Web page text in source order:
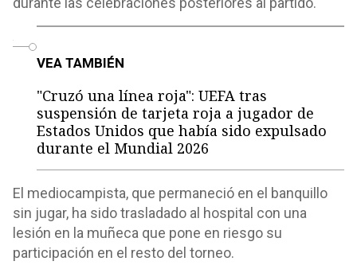
VEA TAMBIÉN
"Cruzó una línea roja": UEFA tras
suspensión de tarjeta roja a jugador de
Estados Unidos que había sido expulsado
durante el Mundial 2026
El mediocampista, que permaneció en el banquillo
sin jugar, ha sido trasladado al hospital con una
lesión en la muñeca que pone en riesgo su
participación en el resto del torneo.